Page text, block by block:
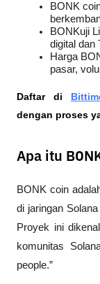
BONK
BONKuji
digital dan
Harga
pasar,
Daftar di
dengan proses
Apa itu
BONK coin
di jaringan
Proyek ini
komunitas
people.”